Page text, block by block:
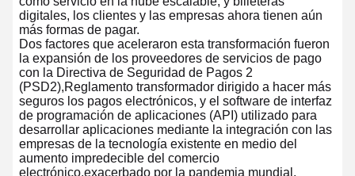
digitales, los clientes y las empresas ahora tienen aún
más formas de pagar.
Dos factores que aceleraron esta transformación fueron
la expansión de los proveedores de servicios de pago
con la Directiva de Seguridad de Pagos 2
(PSD2),Reglamento transformador dirigido a hacer más
seguros los pagos electrónicos, y el software de interfaz
de programación de aplicaciones (API) utilizado para
desarrollar aplicaciones mediante la integración con las
empresas de la tecnología existente en medio del
aumento impredecible del comercio
electrónico,exacerbado por la pandemia mundial.